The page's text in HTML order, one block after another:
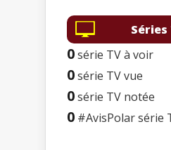
Séries
0série TV à voir
0série TV vue
0série TV notée
0 #AvisPolar série